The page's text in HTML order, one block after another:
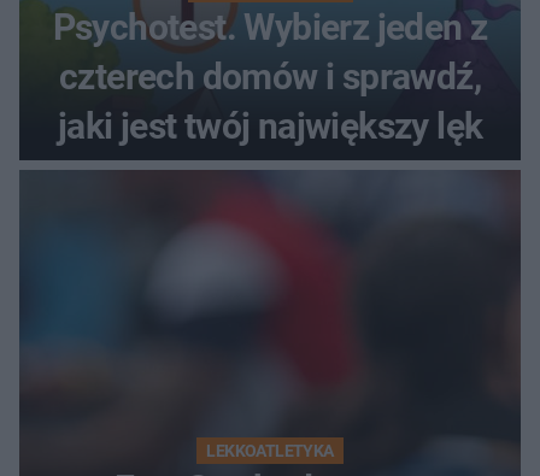
Psychotest. Wybierz jeden z
czterech domów i sprawdź,
jaki jest twój największy lęk
LEKKOATLETYKA